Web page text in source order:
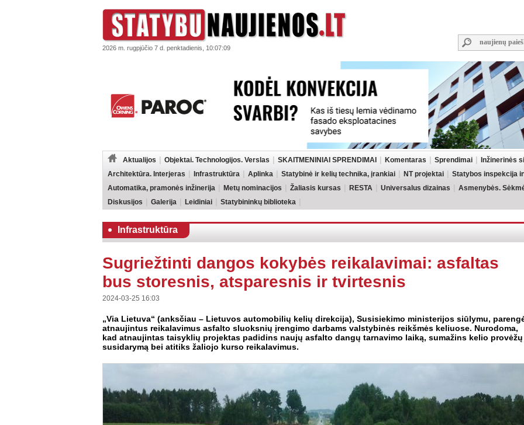
2026 m. rugpjūčio 7 d. penktadienis, 10:07:09
Aktualijos Objektai. Technologijos. Verslas SKAITMENINIAI SPRENDIMAI Komentaras Sprendimai
Inžinerinės
Architektūra. Interjeras
Infrastruktūra Aplinka Statybinė ir kelių technika, įrankiai NT projektai
Statybos inspekcija
Automatika, pramonės inžinerija
Metų nominacijos Žaliasis kursas RESTA Universalus dizainas
Asmenybės.
Diskusijos
Galerija Leidiniai Statybininkų biblioteka
Infrastruktūra
Sugriežtinti dangos kokybės reikalavimai: asfaltas
bus storesnis, atsparesnis ir tvirtesnis
2024-03-25 16:03
„Via Lietuva“ (anksčiau – Lietuvos automobilių kelių direkcija), Susisiekimo ministerijos siūlymu,
atnaujintus reikalavimus asfalto sluoksnių įrengimo darbams valstybinės reikšmės keliuose. Nurodoma,
kad atnaujintas taisyklių projektas padidins naujų asfalto dangų tarnavimo laiką, sumažins kelio provėžų
susidarymą bei atitiks žaliojo kurso reikalavimus.